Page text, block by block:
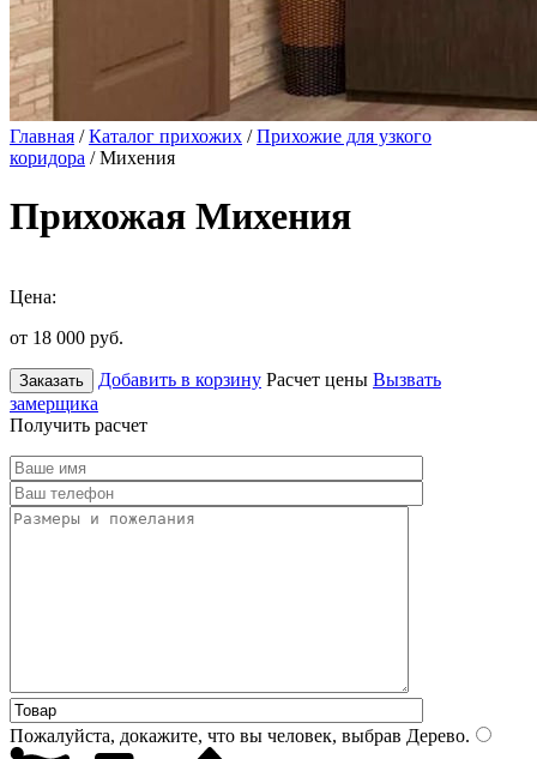
Главная /Каталог прихожих /Прихожие для узкого
коридора / Михения
Прихожая Михения
Цена:
от 18 000 руб.
Заказать Добавить в корзину Расчет цены Вызвать
замерщика
Получить расчет
Пожалуйста, докажите, что вы человек, выбрав Дерево.